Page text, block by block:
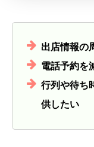
出店情報の
電話予約を
行列や待ち
供したい